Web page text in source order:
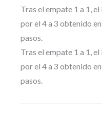
Tras el empate 1 a 1,
por el 4 a 3 obtenido
pasos.
Tras el empate 1 a 1,
por el 4 a 3 obtenido
pasos.